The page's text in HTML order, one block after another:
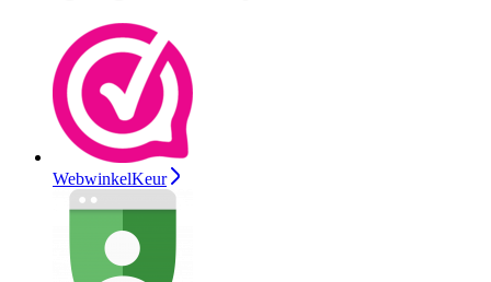
WebwinkelKeur